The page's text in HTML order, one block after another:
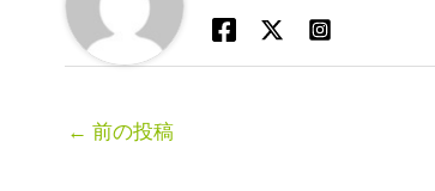
← 前の投稿